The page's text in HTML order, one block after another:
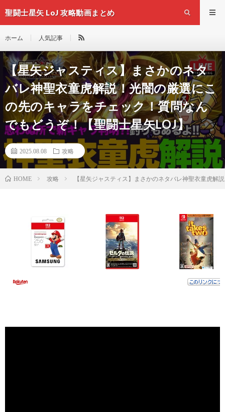
聖闘士星矢 LoJ 攻略動画まとめ
ホーム 人気記事
【星矢ジャスティス】まさかのネタ
バレ神聖衣童虎解説！光闇の厳選にこ
の先のキャラをチェック！質問なん
でもどうぞ！【聖闘士星矢LOJ】
2025.08.08 攻略
HOME 攻略 【星矢ジャスティス】まさかのネタバレ神聖衣童虎